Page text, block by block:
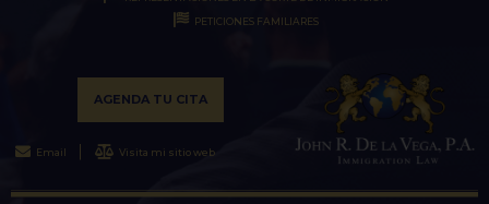
PETICIONES FAMILIARES
AGENDA TU CITA
Email Visita mi sitio web